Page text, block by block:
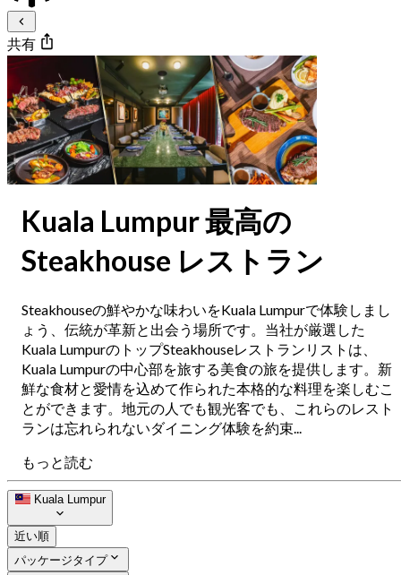
共有
Kuala Lumpur 最高の
Steakhouse レストラン
Steakhouseの鮮やかな味わいをKuala Lumpurで体験しまし
ょう、伝統が革新と出会う場所です。当社が厳選した
Kuala LumpurのトップSteakhouseレストランリストは、
Kuala Lumpurの中心部を旅する美食の旅を提供します。新
鮮な食材と愛情を込めて作られた本格的な料理を楽しむこ
とができます。地元の人でも観光客でも、これらのレスト
ランは忘れられないダイニング体験を約束...
もっと読む
Kuala Lumpur
近い順
パッケージタイプ